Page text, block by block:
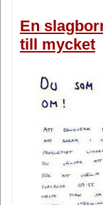
En
till mycket